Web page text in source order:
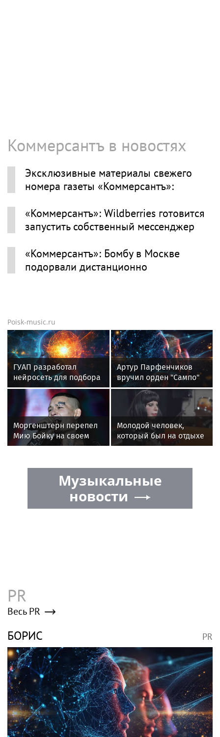
Коммерсантъ в новостях
Эксклюзивные материалы свежего
номера газеты «Коммерсантъ»:
«Коммерсантъ»: Wildberries готовится
запустить собственный мессенджер
«Коммерсантъ»: Бомбу в Москве
подорвали дистанционно
Poisk-music.ru
ГУАП разработал
нейросеть для подбора
обуви по фото стопы
Артур Парфенчиков
вручил орден "Сампо"
семье Бориса Одлиса
Моргенштерн перепел
Мию Бойку на своем
концерте
Молодой человек,
который был на отдыхе
с Агузаровой, опроверг
Музыкальные
новости
PR
Весь PR
БОРИС PR